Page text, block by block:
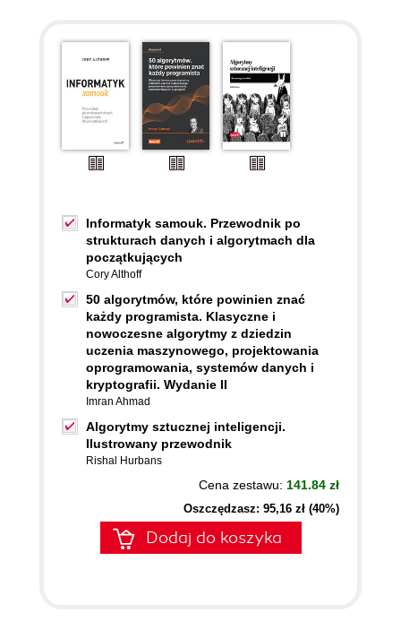
Informatyk samouk. Przewodnik po
strukturach danych i algorytmach dla
początkujących
Cory Althoff
50 algorytmów, które powinien znać
każdy programista. Klasyczne i
nowoczesne algorytmy z dziedzin
uczenia maszynowego, projektowania
oprogramowania, systemów danych i
kryptografii. Wydanie II
Imran Ahmad
Algorytmy sztucznej inteligencji.
Ilustrowany przewodnik
Rishal Hurbans
Cena zestawu: 141.84 zł
Oszczędzasz: 95,16 zł (40%)
Dodaj do koszyka